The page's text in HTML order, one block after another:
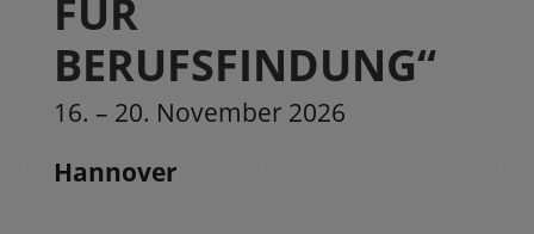
FÜR
BERUFSFINDUNG“
16. – 20. November 2026
Hannover